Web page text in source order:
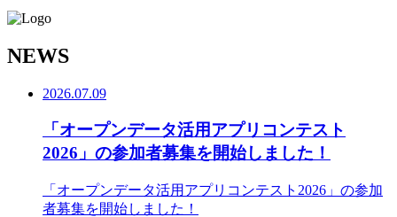
NEWS
2026.07.09
「オープンデータ活用アプリコンテスト
2026」の参加者募集を開始しました！
「オープンデータ活用アプリコンテスト2026」の参加
者募集を開始しました！